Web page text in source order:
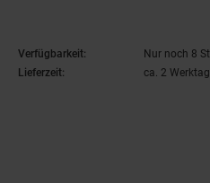
Verfügbarkeit:
Nur noch 8
Lieferzeit:
ca. 2